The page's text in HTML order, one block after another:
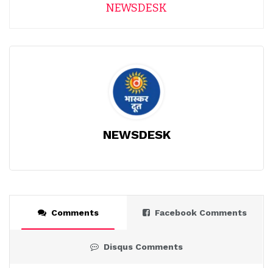
NEWSDESK
NEWSDESK
Comments Facebook Comments
Disqus Comments